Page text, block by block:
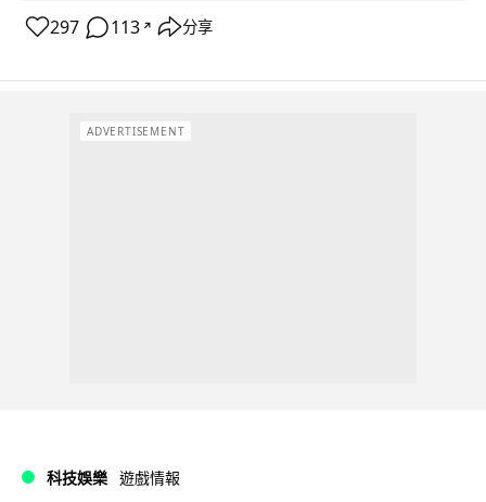
297 113 ↗ 分享
ADVERTISEMENT
科技娛樂 遊戲情報